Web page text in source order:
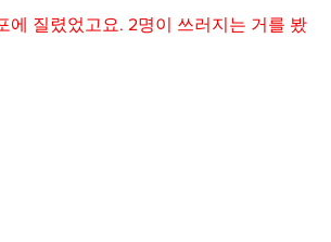
에 질렸었고요. 2명이 쓰러지는 거를 봤